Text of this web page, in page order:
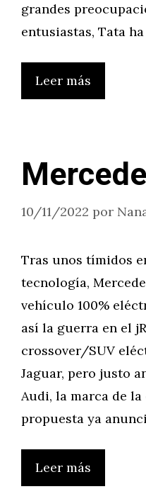
grandes
entusiastas, Tata
Leer más
10/11/2022 por
Tras unos tímidos
tecnología,
vehículo 100%
así la guerra en el
crossover/SUV
Jaguar, pero justo
Audi, la marca de
propuesta ya
Leer más